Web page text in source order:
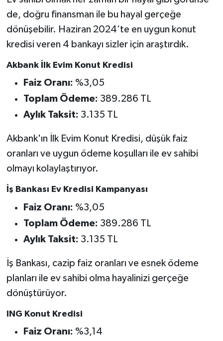
de, doğru finansman ile bu hayal gerçeğe
dönüşebilir. Haziran 2024’te en uygun konut
kredisi veren 4 bankayı sizler için araştırdık.
Akbank İlk Evim Konut Kredisi
Faiz Oranı: %3,05
Toplam Ödeme: 389.286 TL
Aylık Taksit: 3.135 TL
Akbank'ın İlk Evim Konut Kredisi, düşük faiz
oranları ve uygun ödeme koşulları ile ev sahibi
olmayı kolaylaştırıyor.
İş Bankası Ev Kredisi Kampanyası
Faiz Oranı: %3,05
Toplam Ödeme: 389.286 TL
Aylık Taksit: 3.135 TL
İş Bankası, cazip faiz oranları ve esnek ödeme
planları ile ev sahibi olma hayalinizi gerçeğe
dönüştürüyor.
ING Konut Kredisi
Faiz Oranı: %3,14